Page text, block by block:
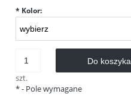
* Kolor:
szt.
Do koszyka
*- Pole wymagane